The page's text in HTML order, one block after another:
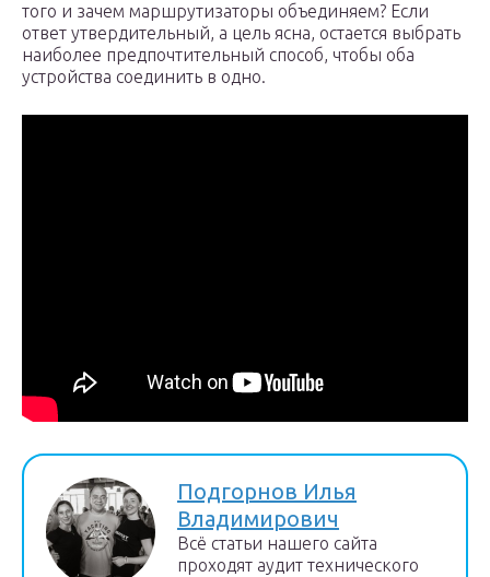
того и зачем маршрутизаторы объединяем? Если
ответ утвердительный, а цель ясна, остается выбрать
наиболее предпочтительный способ, чтобы оба
устройства соединить в одно.
Подгорнов Илья
Владимирович
Всё статьи нашего сайта
проходят аудит технического